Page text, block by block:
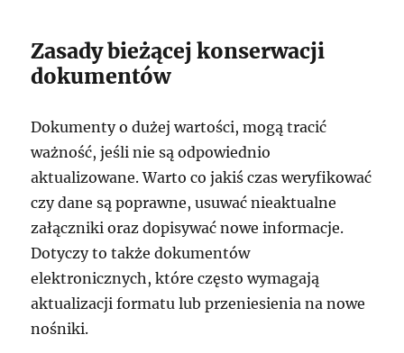
Zasady bieżącej konserwacji
dokumentów
Dokumenty o dużej wartości, mogą tracić
ważność, jeśli nie są odpowiednio
aktualizowane. Warto co jakiś czas weryfikować
czy dane są poprawne, usuwać nieaktualne
załączniki oraz dopisywać nowe informacje.
Dotyczy to także dokumentów
elektronicznych, które często wymagają
aktualizacji formatu lub przeniesienia na nowe
nośniki.